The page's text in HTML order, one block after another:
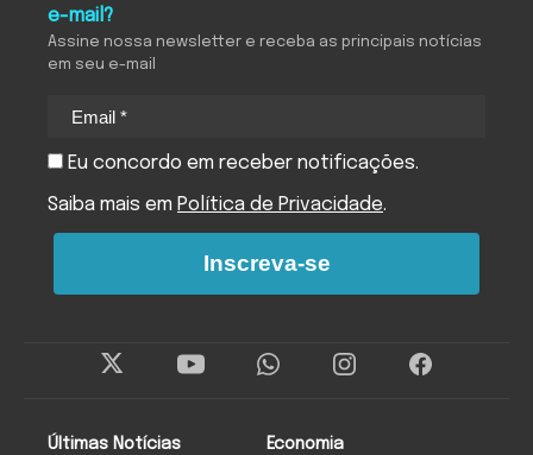
Últimas Notícias Economia
e-mail?
Assine nossa newsletter e receba as principais notícias
em seu e-mail
Eu concordo em receber notificações.
Saiba mais em Política de Privacidade.
Inscreva-se